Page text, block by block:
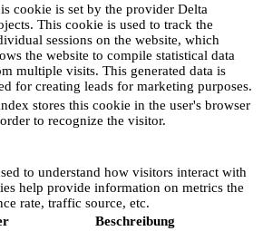
cookie is set by the provider Delta
This cookie is used to track the
sessions on the website, which
the website to compile statistical data
multiple visits. This generated data is
for creating leads for marketing purposes.
stores this cookie in the user's browser
to recognize the visitor.
to understand how visitors interact with
help provide information on metrics the
rate, traffic source, etc.
Beschreibung